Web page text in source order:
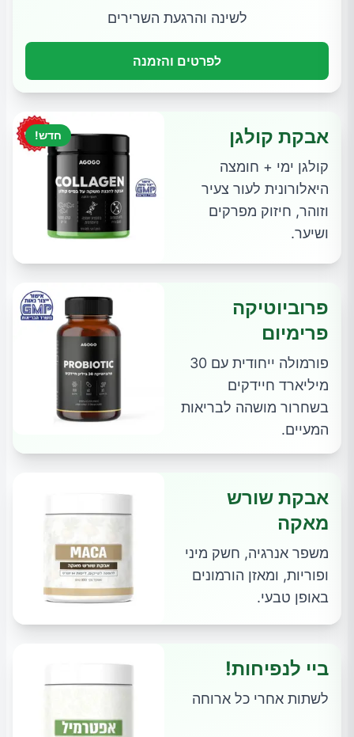
לשינה והרגעת השרירים
לפרטים והזמנה
חדש! אבקת קולגן
קולגן ימי + חומצה
היאלורונית לעור צעיר
וזוהר, חיזוק מפרקים
ושיער.
פרוביוטיקה
פרימיום
פורמולה ייחודית עם 30
מיליארד חיידקים
בשחרור מושהה לבריאות
המעיים.
אבקת שורש
מאקה
משפר אנרגיה, חשק מיני
ופוריות, ומאזן הורמונים
באופן טבעי.
ביי לנפיחות!
לשתות אחרי כל ארוחה